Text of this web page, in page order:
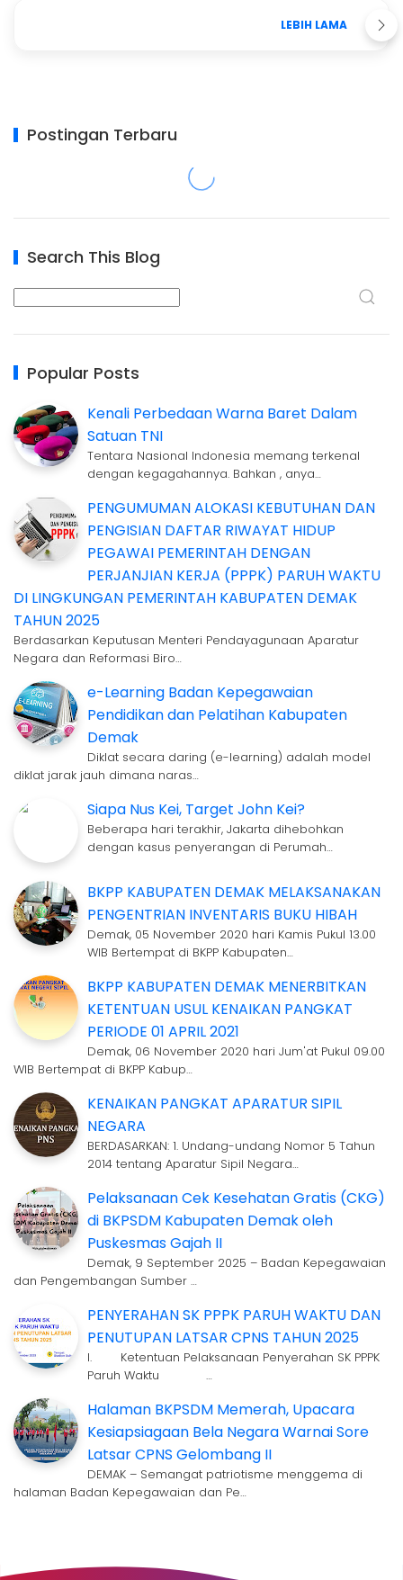
LEBIH LAMA
Postingan Terbaru
Search This Blog
Popular Posts
Kenali Perbedaan Warna Baret Dalam
Satuan TNI
Tentara Nasional Indonesia memang terkenal
dengan kegagahannya. Bahkan , anya…
PENGUMUMAN ALOKASI KEBUTUHAN DAN
PENGISIAN DAFTAR RIWAYAT HIDUP
PEGAWAI PEMERINTAH DENGAN
PERJANJIAN KERJA (PPPK) PARUH WAKTU
DI LINGKUNGAN PEMERINTAH KABUPATEN DEMAK
TAHUN 2025
Berdasarkan Keputusan Menteri Pendayagunaan Aparatur
Negara dan Reformasi Biro…
e-Learning Badan Kepegawaian
Pendidikan dan Pelatihan Kabupaten
Demak
Diklat secara daring (e-learning) adalah model
diklat jarak jauh dimana naras…
Siapa Nus Kei, Target John Kei?
Beberapa hari terakhir, Jakarta dihebohkan
dengan kasus penyerangan di Perumah…
BKPP KABUPATEN DEMAK MELAKSANAKAN
PENGENTRIAN INVENTARIS BUKU HIBAH
Demak, 05 November 2020 hari Kamis Pukul 13.00
WIB Bertempat di BKPP Kabupaten…
BKPP KABUPATEN DEMAK MENERBITKAN
KETENTUAN USUL KENAIKAN PANGKAT
PERIODE 01 APRIL 2021
Demak, 06 November 2020 hari Jum'at Pukul 09.00
WIB Bertempat di BKPP Kabup…
KENAIKAN PANGKAT APARATUR SIPIL
NEGARA
BERDASARKAN: 1. Undang-undang Nomor 5 Tahun
2014 tentang Aparatur Sipil Negara…
Pelaksanaan Cek Kesehatan Gratis (CKG)
di BKPSDM Kabupaten Demak oleh
Puskesmas Gajah II
Demak, 9 September 2025 – Badan Kepegawaian
dan Pengembangan Sumber …
PENYERAHAN SK PPPK PARUH WAKTU DAN
PENUTUPAN LATSAR CPNS TAHUN 2025
I. Ketentuan Pelaksanaan Penyerahan SK PPPK
Paruh Waktu …
Halaman BKPSDM Memerah, Upacara
Kesiapsiagaan Bela Negara Warnai Sore
Latsar CPNS Gelombang II
DEMAK – Semangat patriotisme menggema di
halaman Badan Kepegawaian dan Pe…